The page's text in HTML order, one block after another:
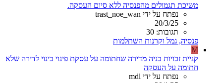
משיכת תגמולים מהפנסיה ללא סיום העסקה.
נפתח על ידי trast_noe_wan
20/3/25
תגובות: 30
פנסיה, גמל וקרנות השתלמות
M
קניית זכויות בניה מדירה שחתומה על עסקת פינוי בינוי לדירה שלא
חתומה על העסקה
נפתח על ידי mdl